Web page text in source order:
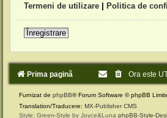
Termeni de utilizare Politica de
Înregistrare
Prima pagină Ora este
Furnizat de phpBB® Forum Software © phpBB
Translation/Traducere: MX-Publisher CMS
Style: Green-Style by Joyce&Luna phpBB-Style-